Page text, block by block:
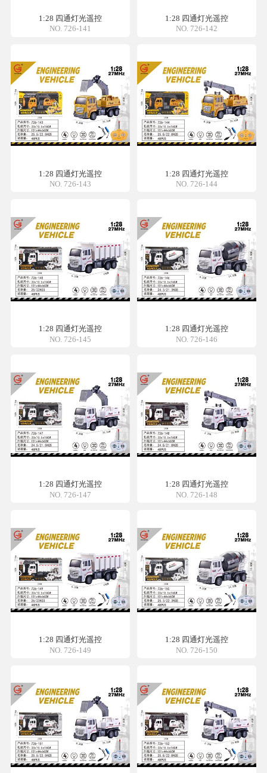
1:28 四通灯光遥控
NO. 726-141
1:28 四通灯光遥控
NO. 726-142
1:28 四通灯光遥控
NO. 726-143
1:28 四通灯光遥控
NO. 726-144
1:28 四通灯光遥控
NO. 726-145
1:28 四通灯光遥控
NO. 726-146
1:28 四通灯光遥控
NO. 726-147
1:28 四通灯光遥控
NO. 726-148
1:28 四通灯光遥控
NO. 726-149
1:28 四通灯光遥控
NO. 726-150